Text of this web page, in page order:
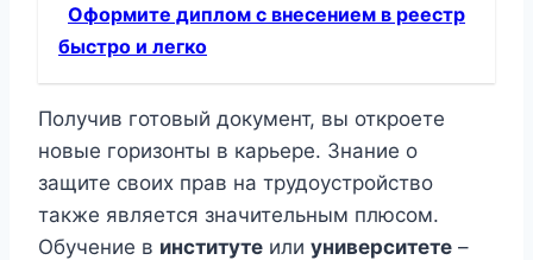
Оформите диплом с внесением в реестр
быстро и легко
Получив готовый документ, вы откроете
новые горизонты в карьере. Знание о
защите своих прав на трудоустройство
также является значительным плюсом.
Обучение в институте или университете –